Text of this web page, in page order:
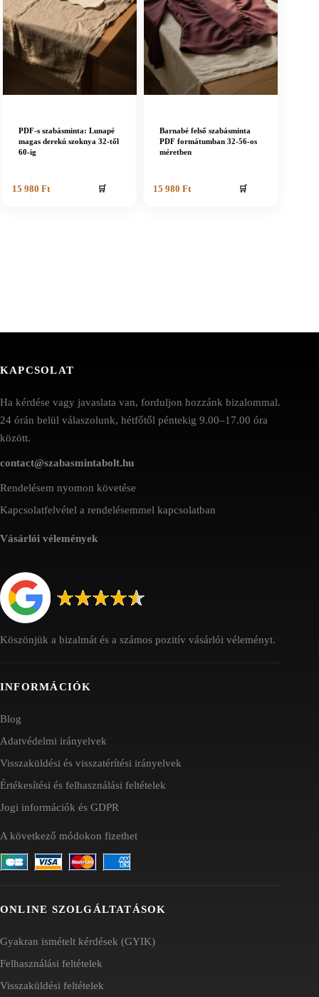
PDF-s szabásminta: Lunapé
magas derekú szoknya 32-től
60-ig
15 980 Ft 🛒
Barnabé felső szabásminta
PDF formátumban 32-56-os
méretben
15 980 Ft 🛒
KAPCSOLAT
Ha kérdése vagy javaslata van, forduljon hozzánk bizalommal.
24 órán belül válaszolunk, hétfőtől péntekig 9.00–17.00 óra
között.
contact@szabasmintabolt.hu
Rendelésem nyomon követése
Kapcsolatfelvétel a rendelésemmel kapcsolatban
Vásárlói vélemények
Köszönjük a bizalmát és a számos pozitív vásárlói véleményt.
INFORMÁCIÓK
Blog
Adatvédelmi irányelvek
Visszaküldési és visszatérítési irányelvek
Értékesítési és felhasználási feltételek
Jogi információk és GDPR
A következő módokon fizethet
ONLINE SZOLGÁLTATÁSOK
Gyakran ismételt kérdések (GYIK)
Felhasználási feltételek
Visszaküldési feltételek